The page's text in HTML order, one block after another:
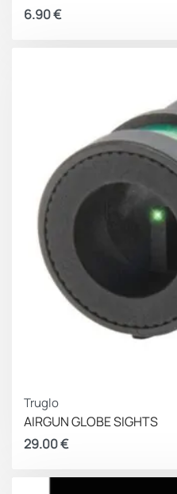
6.90€
Truglo
AIRGUN GLOBE SIGHTS
29.00€